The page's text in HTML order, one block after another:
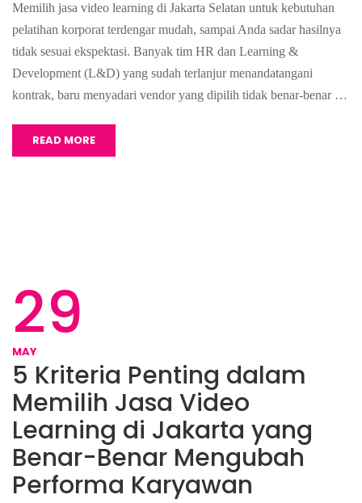
Memilih jasa video learning di Jakarta Selatan untuk kebutuhan
pelatihan korporat terdengar mudah, sampai Anda sadar hasilnya
tidak sesuai ekspektasi. Banyak tim HR dan Learning &
Development (L&D) yang sudah terlanjur menandatangani
kontrak, baru menyadari vendor yang dipilih tidak benar-benar …
READ MORE
29
MAY
5 Kriteria Penting dalam
Memilih Jasa Video
Learning di Jakarta yang
Benar-Benar Mengubah
Performa Karyawan